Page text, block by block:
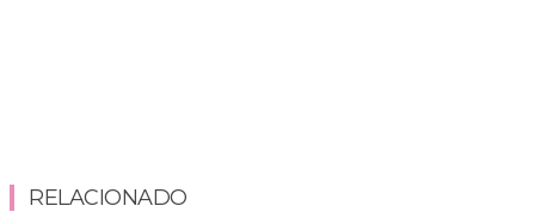
RELACIONADO